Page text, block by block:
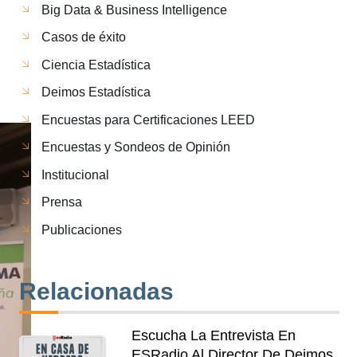
Big Data & Business Intelligence
Casos de éxito
Ciencia Estadística
Deimos Estadística
Encuestas para Certificaciones LEED
Encuestas y Sondeos de Opinión
Institucional
Prensa
Publicaciones
Relacionadas
Escucha La Entrevista En